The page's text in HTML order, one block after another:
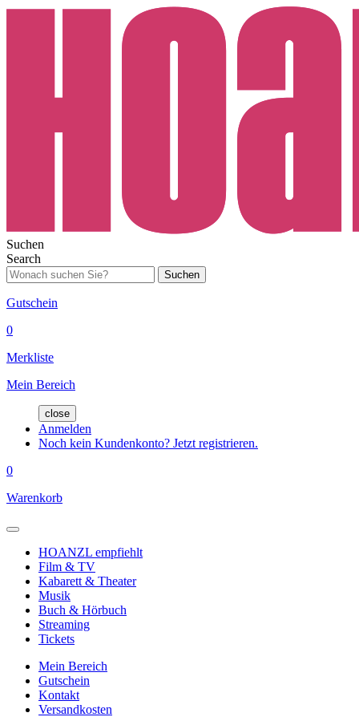
Suchen
Search
Suchen
Gutschein
0
Merkliste
Mein Bereich
close
Anmelden
Noch kein Kundenkonto? Jetzt registrieren.
0
Warenkorb
HOANZL empfiehlt
Film & TV
Kabarett & Theater
Musik
Buch & Hörbuch
Streaming
Tickets
Mein Bereich
Gutschein
Kontakt
Versandkosten